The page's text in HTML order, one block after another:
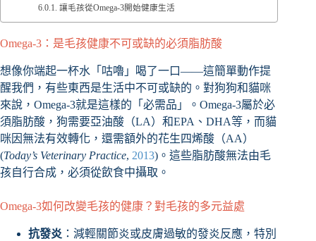
讓毛孩從Omega-3開始健康生活
Omega-3：是毛孩健康不可或缺的必須脂肪酸
想像你端起一杯水「咕嚕」喝了一口——這簡單動作提
醒我們，有些東西是生活中不可或缺的。對狗狗和貓咪
來說，Omega-3就是這樣的「必需品」。Omega-3屬於必
須脂肪酸，狗需要亞油酸（LA）和EPA、DHA等，而貓
咪因無法有效轉化，還需額外的花生四烯酸（AA）
(Today’s Veterinary Practice, 2013)。這些脂肪酸無法由毛
孩自行合成，必須從飲食中攝取。
Omega-3如何改變毛孩的健康？對毛孩的多元益處
抗發炎 ：減輕關節炎或皮膚過敏的發炎反應，特別